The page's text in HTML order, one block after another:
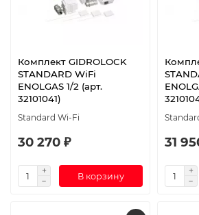
Комплект GIDROLOCK
STANDARD WiFi
ENOLGAS 1/2 (арт.
32101041)
Standard Wi-Fi
30 270 ₽
В корзину
31